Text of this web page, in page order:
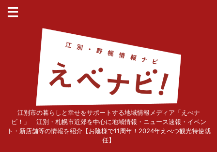
江別市の暮らしと幸せをサポートする地域情報メディア「えべナ
ビ！」 江別・札幌市近郊を中心に地域情報・ニュース速報・イベン
ト・新店舗等の情報を紹介【お陰様で11周年！2024年えべつ観光特使就
任】